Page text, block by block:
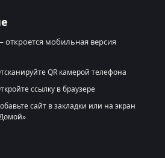
откроется мобильная версия
QR камерой телефона
ссылку в браузере
сайт в закладки или на экран